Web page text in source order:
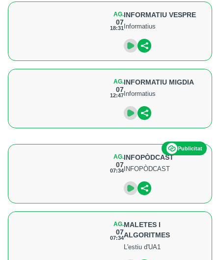
AG.
07
18:31
INFORMATIU VESPRE
Informatius
AG.
07
12:47
INFORMATIU MIGDIA
Informatius
Publicitat
AG.
07
07:34
INFOPÒDCAST
INFOPÒDCAST
AG.
07
07:34
MALETES I
ALGORITMES
L'estiu d'UA1